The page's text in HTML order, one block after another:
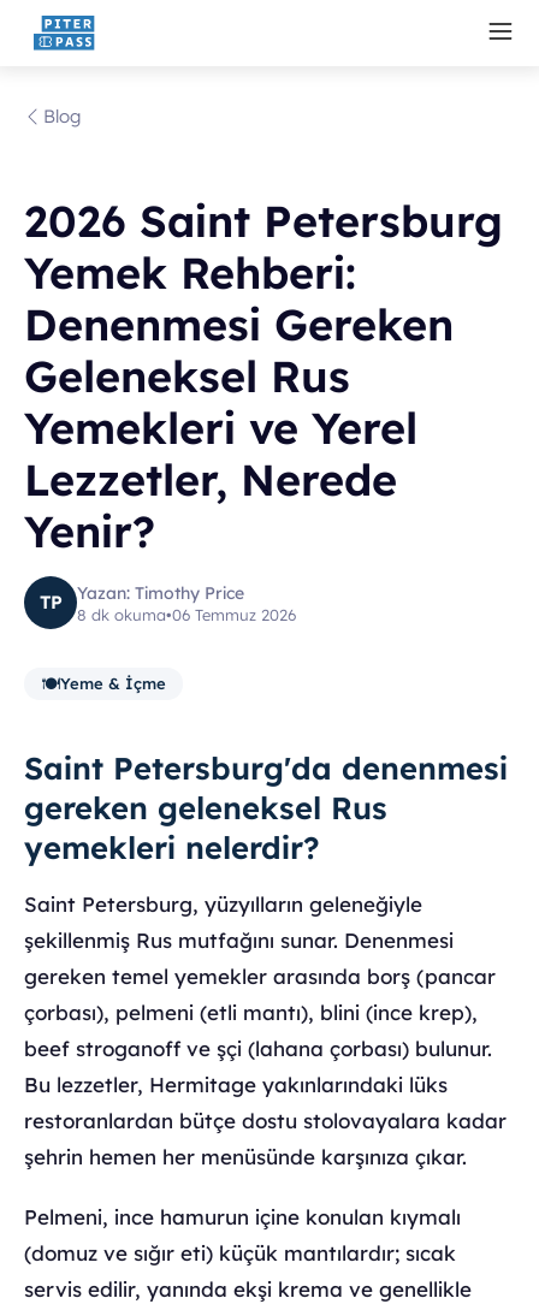
Blog
2026 Saint Petersburg
Yemek Rehberi:
Denenmesi Gereken
Geleneksel Rus
Yemekleri ve Yerel
Lezzetler, Nerede
Yenir?
TP Yazan: Timothy Price
8 dk okuma•06 Temmuz 2026
🍽️Yeme & İçme
Saint Petersburg'da denenmesi
gereken geleneksel Rus
yemekleri nelerdir?
Saint Petersburg, yüzyılların geleneğiyle
şekillenmiş Rus mutfağını sunar. Denenmesi
gereken temel yemekler arasında borş (pancar
çorbası), pelmeni (etli mantı), blini (ince krep),
beef stroganoff ve şçi (lahana çorbası) bulunur.
Bu lezzetler, Hermitage yakınlarındaki lüks
restoranlardan bütçe dostu stolovayalara kadar
şehrin hemen her menüsünde karşınıza çıkar.
Pelmeni, ince hamurun içine konulan kıymalı
(domuz ve sığır eti) küçük mantılardır; sıcak
servis edilir, yanında ekşi krema ve genellikle